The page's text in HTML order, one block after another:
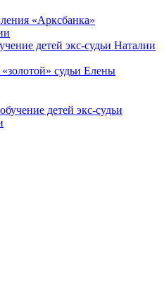
детей экс-судьи Наталии
судьи Елены